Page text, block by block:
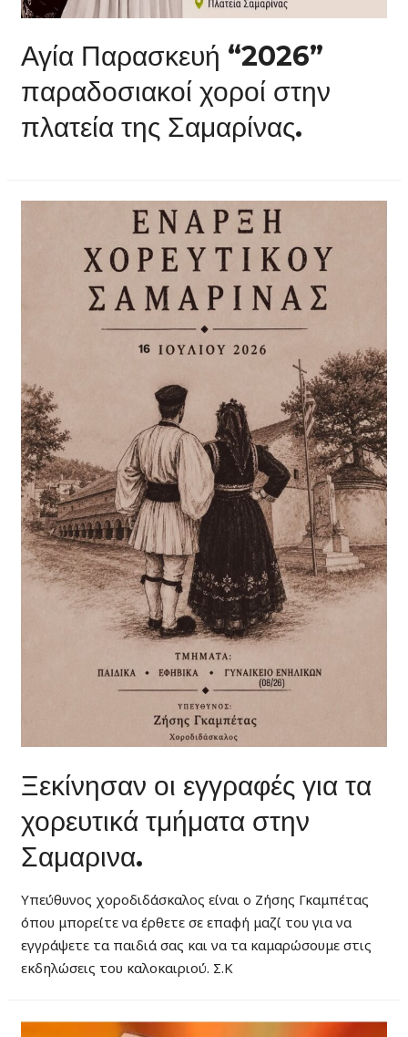
Αγία Παρασκευή “2026”
παραδοσιακοί χοροί στην
πλατεία της Σαμαρίνας.
Ξεκίνησαν οι εγγραφές για τα
χορευτικά τμήματα στην
Σαμαρινα.
Υπεύθυνος χοροδιδάσκαλος είναι ο Ζήσης Γκαμπέτας
όπου μπορείτε να έρθετε σε επαφή μαζί του για να
εγγράψετε τα παιδιά σας και να τα καμαρώσουμε στις
εκδηλώσεις του καλοκαιριού. Σ.Κ